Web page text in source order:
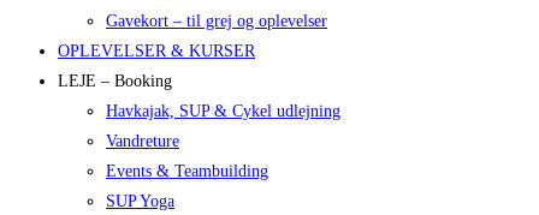
Gavekort – til grej og oplevelser
OPLEVELSER & KURSER
LEJE – Booking
Havkajak, SUP & Cykel udlejning
Vandreture
Events & Teambuilding
SUP Yoga